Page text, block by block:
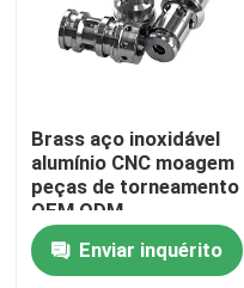
Produtos
Quem Somos
Brass aço inoxidável
alumínio CNC moagem
peças de torneamento
OEM ODM
Enviar inquérito